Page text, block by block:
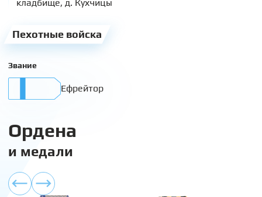
кладбище, д. Кухчицы
Пехотные войска
Звание
Ефрейтор
Ордена
и медали